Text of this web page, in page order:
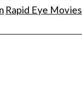
Rapid Eye Movies